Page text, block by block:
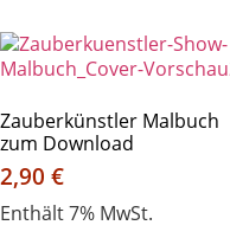
Zauberkünstler Malbuch
zum Download
2,90 €
Enthält 7% MwSt.